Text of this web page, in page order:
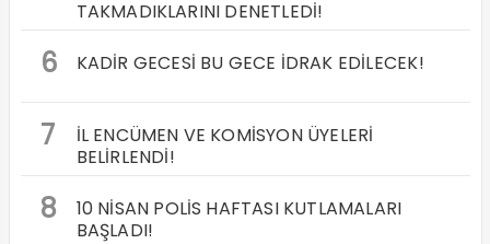
TAKMADIKLARINI DENETLEDİ!
6 KADİR GECESİ BU GECE İDRAK EDİLECEK!
7
İL ENCÜMEN VE KOMİSYON ÜYELERİ
BELİRLENDİ!
8
10 NİSAN POLİS HAFTASI KUTLAMALARI
BAŞLADI!